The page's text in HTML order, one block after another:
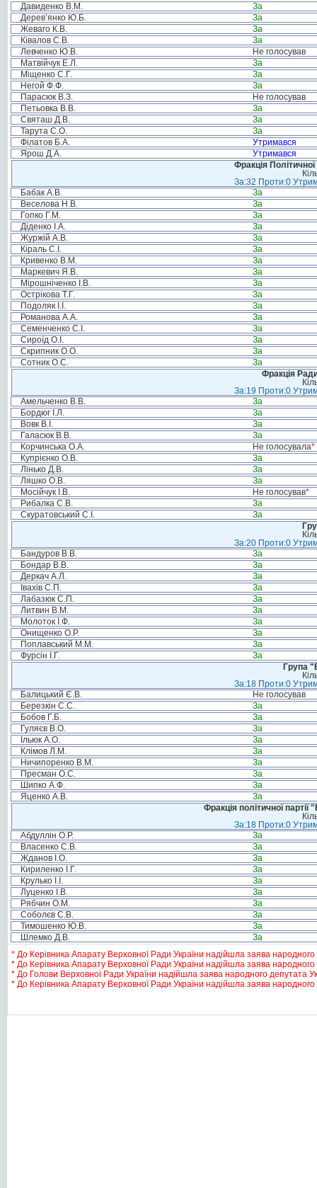
Давиденко В.М.
За
Дерев’янко Ю.Б.
За
Жеваго К.В.
За
Ківалов С.В.
За
Левченко Ю.В.
Не голосував
Матвійчук Е.Л.
За
Міщенко С.Г.
За
Негой Ф.Ф.
За
Парасюк В.З.
Не голосував
Петьовка В.В.
За
Святаш Д.В.
За
Тарута С.О.
За
Філатов Б.А.
Утримався
Ярош Д.А.
Утримався
Фракція
За:32 Проти:0
Бабак А.В.
За
Веселова Н.В.
За
Гопко Г.М.
За
Діденко І.А.
За
Журжій А.В.
За
Кіраль С.І.
За
Кривенко В.М.
За
Маркевич Я.В.
За
Мірошніченко І.В.
За
Острікова Т.Г.
За
Подоляк І.І.
За
Романова А.А.
За
Семенченко С.І.
За
Сироїд О.І.
За
Скрипник О.О.
За
Сотник О.С.
За
Фракція
За:19 Проти:0
Амельченко В.В.
За
Бордюг І.Л.
За
Вовк В.І.
За
Галасюк В.В.
За
Корчинська О.А.
Не голосувала*
Купрієнко О.В.
За
Лінько Д.В.
За
Ляшко О.В.
За
Мосійчук І.В.
Не голосував*
Рибалка С.В.
За
Скуратовський С.І.
За
За:20 Проти:0
Бандуров В.В.
За
Бондар В.В.
За
Деркач А.Л.
За
Івахів С.П.
За
Лабазюк С.П.
За
Литвин В.М.
За
Молоток І.Ф.
За
Онищенко О.Р.
За
Поплавський М.М.
За
Фурсін І.Г.
За
Група
За:18 Проти:0
Балицький Є.В.
Не голосував
Березкін С.С.
За
Бобов Г.Б.
За
Гуляєв В.О.
За
Ільюк А.О.
За
Клімов Л.М.
За
Ничипоренко В.М.
За
Пресман О.С.
За
Шипко А.Ф.
За
Яценко А.В.
За
Фракція політичної
За:18 Проти:0
Абдуллін О.Р.
За
Власенко С.В.
За
Жданов І.О.
За
Кириленко І.Г.
За
Крулько І.І.
За
Луценко І.В.
За
Рябчин О.М.
За
Соболєв С.В.
За
Тимошенко Ю.В.
За
Шлемко Д.В.
За
* До Керівника Апарату Верховної Ради України надійшла заява
* До Керівника Апарату Верховної Ради України надійшла заява
* До Голови Верховної Ради України надійшла заява народного депутата
* До Керівника Апарату Верховної Ради України надійшла заява